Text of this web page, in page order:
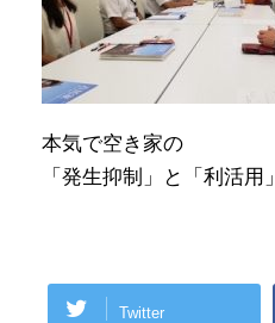
本気で空き家の
「発生抑制」と「利活用
Twitter